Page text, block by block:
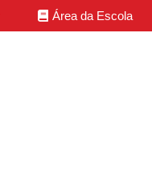
Área da Escola